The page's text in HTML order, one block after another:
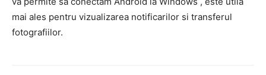
mai ales pentru vizualizarea notificarilor si transferul
fotografiilor.